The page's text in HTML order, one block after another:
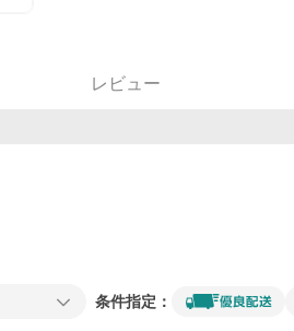
レビュー
条件指定：